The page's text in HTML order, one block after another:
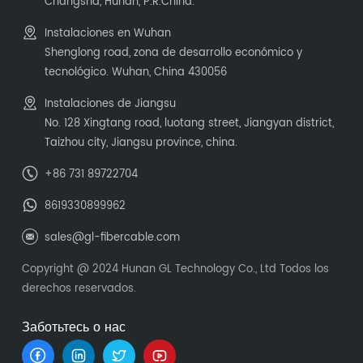
Instalaciones en Wuhan
Shenglong road, zona de desarrollo económico y
tecnológico. Wuhan, China 430056
Instalaciones de Jiangsu
No. 128 Xingtang road, luotang street, Jiangyan district,
Taizhou city, Jiangsu province, china.
+86 731 89722704
8619330899962
sales@gl-fibercable.com
Copyright @ 2024 Hunan GL Technology Co., Ltd Todos los
derechos reservados.
Заботьтесь о нас